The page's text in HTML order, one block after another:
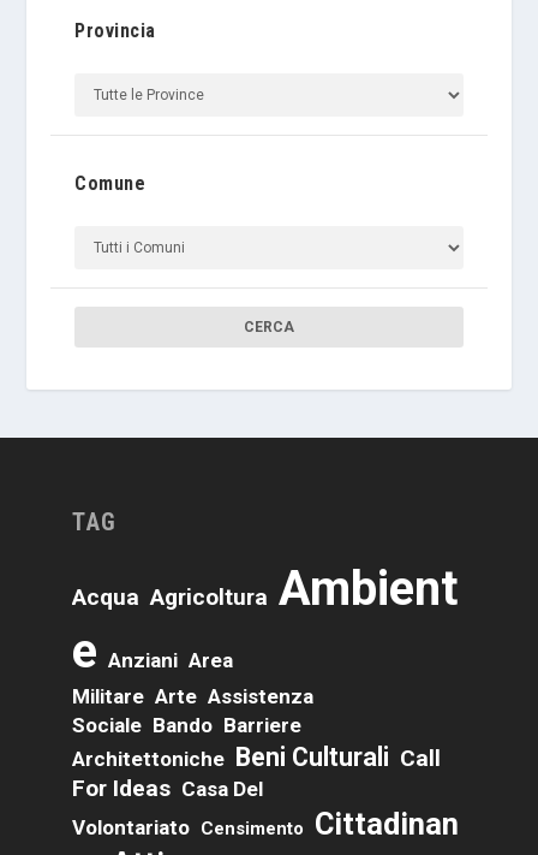
Provincia
Comune
TAG
Acqua Agricoltura Ambient
E Anziani Area
Militare Arte Assistenza
Sociale Bando Barriere
Architettoniche Beni Culturali Call
For Ideas Casa Del
Volontariato Censimento
Cittadinan